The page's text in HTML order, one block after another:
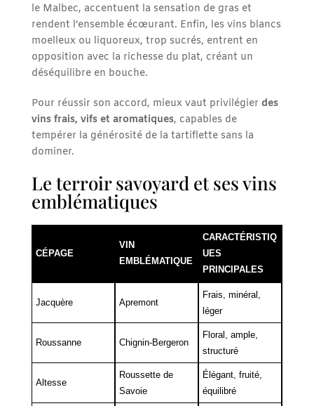
le Malbec, accentuent la sensation de gras et
rendent l’ensemble écœurant. Enfin, les vins blancs
moelleux ou liquoreux, trop sucrés, entrent en
opposition avec la richesse du plat, créant un
déséquilibre en bouche.
Pour réussir son accord, mieux vaut privilégier des
vins frais, vifs et aromatiques, capables de
tempérer la générosité de la tartiflette sans la
dominer.
Le terroir savoyard et ses vins
emblématiques
CÉPAGE
VIN
EMBLÉMATIQUE
CARACTÉRISTIQ
UES
PRINCIPALES
Jacquère Apremont
Frais, minéral,
léger
Roussanne Chignin-Bergeron
Floral, ample,
structuré
Altesse
Roussette de
Savoie
Élégant, fruité,
équilibré